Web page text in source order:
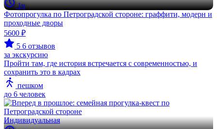
1ч
Фотопрогулка по Петроградской стороне: граффити, модерн и
проходные дворы
5600 ₽
5 6 отзывов
за экскурсию
Пройти там, где история встречается с современностью, и
сохранить это в кадрах
пешком
до 6 человек
Индивидуальная